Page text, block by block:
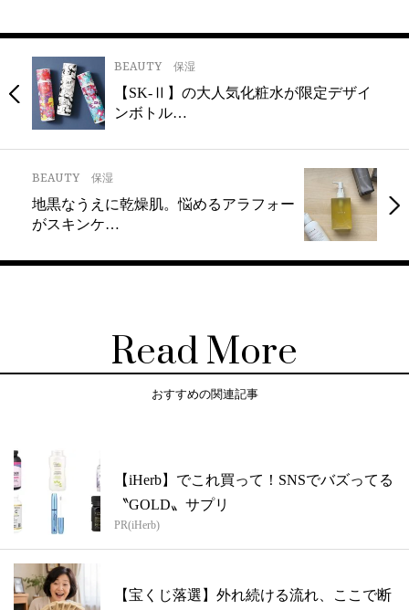
BEAUTY 保湿
【SK-Ⅱ】の大人気化粧水が限定デザイ
ンボトル…
BEAUTY 保湿
地黒なうえに乾燥肌。悩めるアラフォー
がスキンケ…
Read More
おすすめの関連記事
【iHerb】でこれ買って！SNSでバズってる
〝GOLD〟サプリ
PR(iHerb)
【宝くじ落選】外れ続ける流れ、ここで断